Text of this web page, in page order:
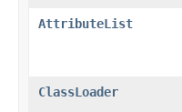
AttributeList
ClassLoader